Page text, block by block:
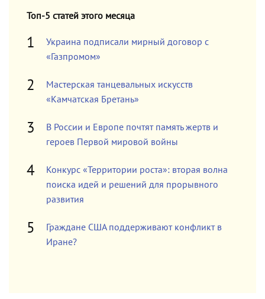
Топ-5 статей этого месяца
Украина подписали мирный договор с
«Газпромом»
Мастерская танцевальных искусств
«Камчатская Бретань»
В России и Европе почтят память жертв и
героев Первой мировой войны
Конкурс «Территории роста»: вторая волна
поиска идей и решений для прорывного
развития
Граждане США поддерживают конфликт в
Иране?